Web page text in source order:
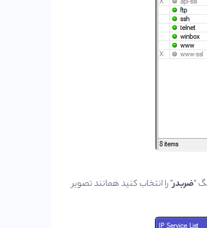
“ضربدر” را انتخاب کنید همانند تصویر